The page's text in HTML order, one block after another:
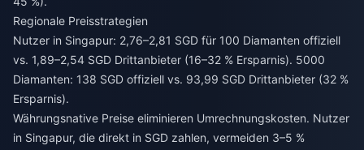
Regionale Preisstrategien
Nutzer in Singapur: 2,76–2,81 SGD für 100 Diamanten offiziell
vs. 1,89–2,54 SGD Drittanbieter (16–32 % Ersparnis). 5000
Diamanten: 138 SGD offiziell vs. 93,99 SGD Drittanbieter (32 %
Ersparnis).
Währungsnative Preise eliminieren Umrechnungskosten. Nutzer
in Singapur, die direkt in SGD zahlen, vermeiden 3–5 %